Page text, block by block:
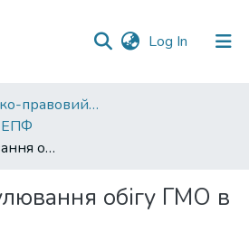
Log In (current)
04. Економіко-правовий факультет
ЕПФ
Правове регулювання обігу ГМО в Україні
обігу ГМО в